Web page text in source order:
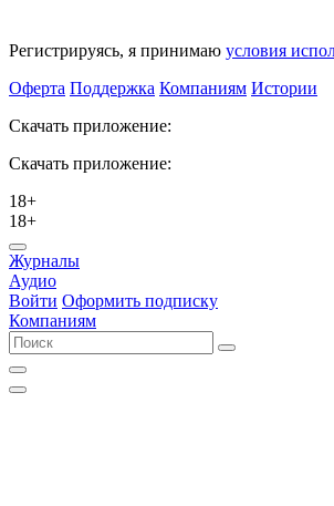
Регистрируясь, я принимаю условия
Оферта Поддержка Компаниям Истории
Скачать приложение:
Скачать приложение:
18+
18+
Журналы
Аудио
Войти Оформить подписку
Компаниям